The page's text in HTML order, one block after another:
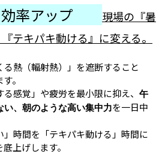
効率アップ
現場の『暑
テキパキ動ける』に変える。
熱（輻射熱）」を遮断すること
。
感覚」や疲労を最小限に抑え、
午
い、朝のような高い集中力を一日中
時間を「テキパキ動ける」時間に
上げします。